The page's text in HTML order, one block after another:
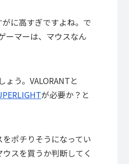
に高すぎですよね。で
ーマーは、マウスなん
う。VALORANTと
が必要か？と
ポチりそうになってい
スを買うか判断してく